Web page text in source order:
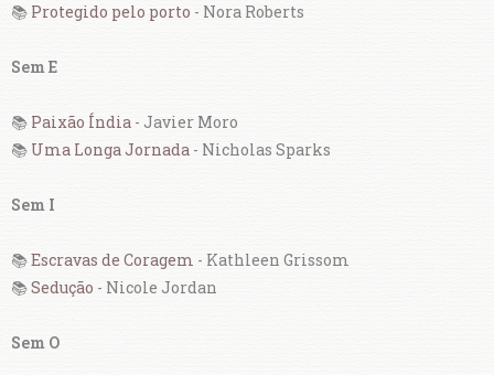
📚 Protegido pelo porto - Nora Roberts
Sem E
📚 Paixão Índia - Javier Moro
📚 Uma Longa Jornada - Nicholas Sparks
Sem I
📚Escravas de Coragem - Kathleen Grissom
📚Sedução - Nicole Jordan
Sem O